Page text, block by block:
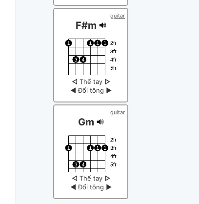
guitar
F#m
◁ Thế tay ▷
◀ Đổi tông ▶
guitar
Gm
◁ Thế tay ▷
◀ Đổi tông ▶